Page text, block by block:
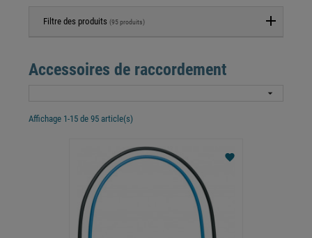
Filtre des produits (95 produits)
Accessoires de raccordement

Affichage 1-15 de 95 article(s)
favorite